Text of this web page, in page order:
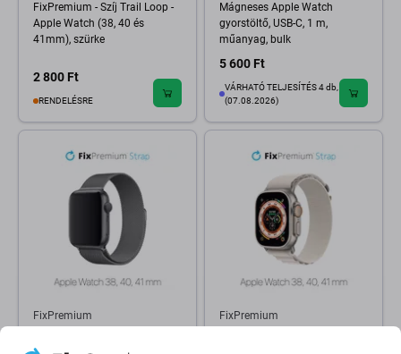
FixPremium - Szíj Trail Loop -
Apple Watch (38, 40 és
41mm), szürke
2 800 Ft
RENDELÉSRE
Mágneses Apple Watch
gyorstöltő, USB-C, 1 m,
műanyag, bulk
5 600 Ft
VÁRHATÓ TELJESÍTÉS 4 db,
(07.08.2026)
FixPremium
Loop - Apple Watch (38, 40 és
FixPremium